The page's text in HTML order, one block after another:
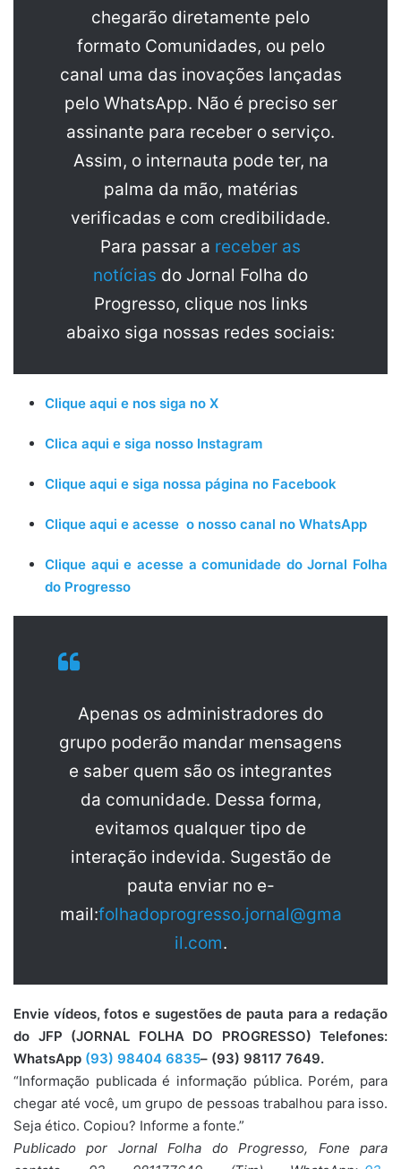
chegarão diretamente pelo
formato Comunidades, ou pelo
canal uma das inovações lançadas
pelo WhatsApp. Não é preciso ser
assinante para receber o serviço.
Assim, o internauta pode ter, na
palma da mão, matérias
verificadas e com credibilidade.
Para passar a receber as
notícias do Jornal Folha do
Progresso, clique nos links
abaixo siga nossas redes sociais:
Clique aqui e nos siga no X
Clica aqui e siga nosso Instagram
Clique aqui e siga nossa página no Facebook
Clique aqui e acesse o nosso canal no WhatsApp
Clique aqui e acesse a comunidade do Jornal Folha
do Progresso
Apenas os administradores do
grupo poderão mandar mensagens
e saber quem são os integrantes
da comunidade. Dessa forma,
evitamos qualquer tipo de
interação indevida. Sugestão de
pauta enviar no e-
mail:folhadoprogresso.jornal@gma
il.com.
Envie vídeos, fotos e sugestões de pauta para a redação
do JFP (JORNAL FOLHA DO PROGRESSO) Telefones:
WhatsApp (93) 98404 6835– (93) 98117 7649.
“Informação publicada é informação pública. Porém, para
chegar até você, um grupo de pessoas trabalhou para isso.
Seja ético. Copiou? Informe a fonte.”
Publicado por Jornal Folha do Progresso, Fone para